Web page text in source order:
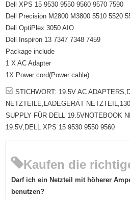
Dell XPS 15 9530 9550 9560 9570 7590
Dell Precision M2800 M3800 5510 5520
Dell OptiPlex 3050 AIO
Dell Inspiron 13 7347 7348 7459
Package include
1 X AC Adapter
1X Power cord(Power cable)
STICHWORT: 19.5V AC
NETZTEILE,LADEGERÄT
SUPPLY FÜR DELL 19.5VNOTEBOOK
19.5V,DELL XPS 15 9530 9550 9560
Kaufen die
Darf ich ein Netzteil mit höherer
benutzen?